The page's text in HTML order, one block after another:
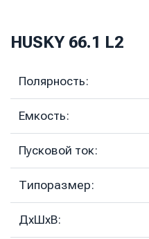
HUSKY 66.1 L2
Полярность:
Емкость:
Пусковой ток:
Типоразмер:
ДхШхВ: